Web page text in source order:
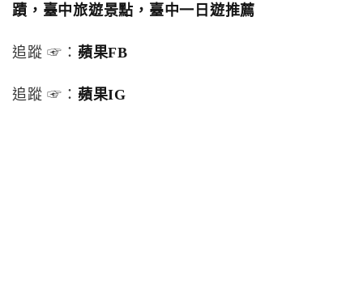
蹟，臺中旅遊景點，臺中一日遊推薦
追蹤 ☞： 蘋果FB
追蹤 ☞： 蘋果IG